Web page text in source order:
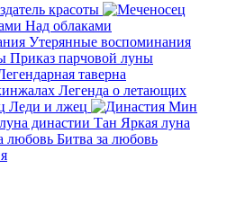
красоты
Над облаками
Утерянные воспоминания
Приказ парчовой луны
таверна
Легенда о летающих
Леди и лжец
Яркая луна
Битва за любовь